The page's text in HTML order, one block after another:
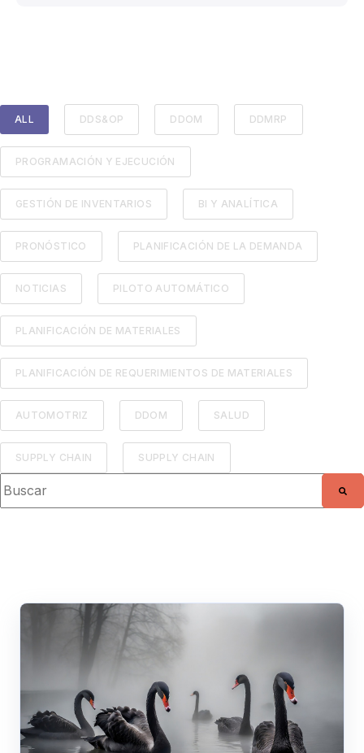
ALL DDS&OP DDOM DDMRP
PROGRAMACIÓN Y EJECUCIÓN
GESTIÓN DE INVENTARIOS BI Y ANALÍTICA
PRONÓSTICO PLANIFICACIÓN DE LA DEMANDA
NOTICIAS PILOTO AUTOMÁTICO
PLANIFICACIÓN DE MATERIALES
PLANIFICACIÓN DE REQUERIMIENTOS DE MATERIALES
AUTOMOTRIZ DDOM SALUD
SUPPLY CHAIN SUPPLY CHAIN
Esto es un campo de búsqueda con una función de texto